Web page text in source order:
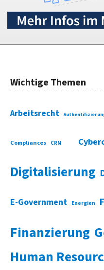
Wichtige Themen
Arbeitsrecht
Compliances CRM
Digitalisierung
E-Government Energien
Finanzierung
Human